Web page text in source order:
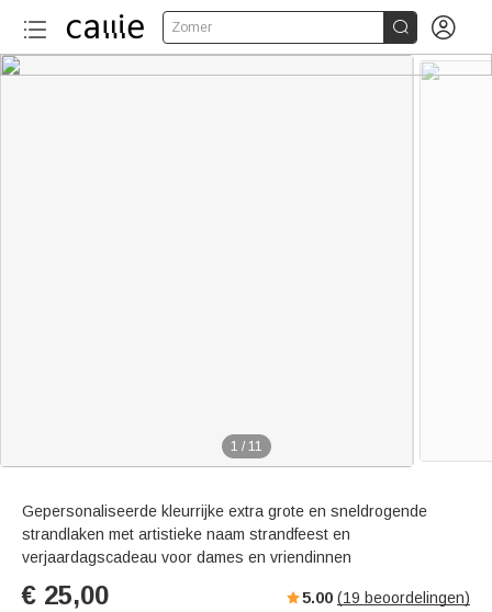
Zomer  
1 / 11
Gepersonaliseerde kleurrijke extra grote en sneldrogende
strandlaken met artistieke naam strandfeest en
verjaardagscadeau voor dames en vriendinnen
€ 25,00 5.00 (19 beoordelingen)